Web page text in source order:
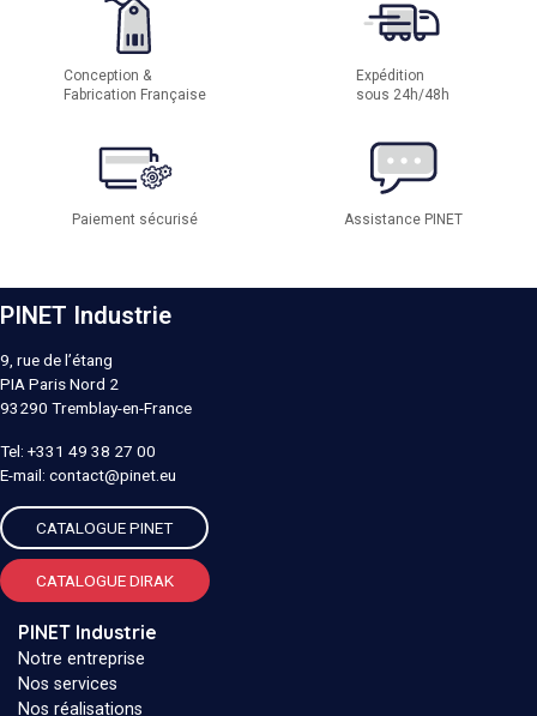
Conception &
Fabrication Française
Expédition
sous 24h/48h
Paiement sécurisé Assistance PINET
PINET Industrie
9, rue de l’étang
PIA Paris Nord 2
93290 Tremblay-en-France
Tel: +331 49 38 27 00
E-mail: contact@pinet.eu
CATALOGUE PINET
CATALOGUE DIRAK
PINET Industrie
Notre entreprise
Nos services
Nos réalisations